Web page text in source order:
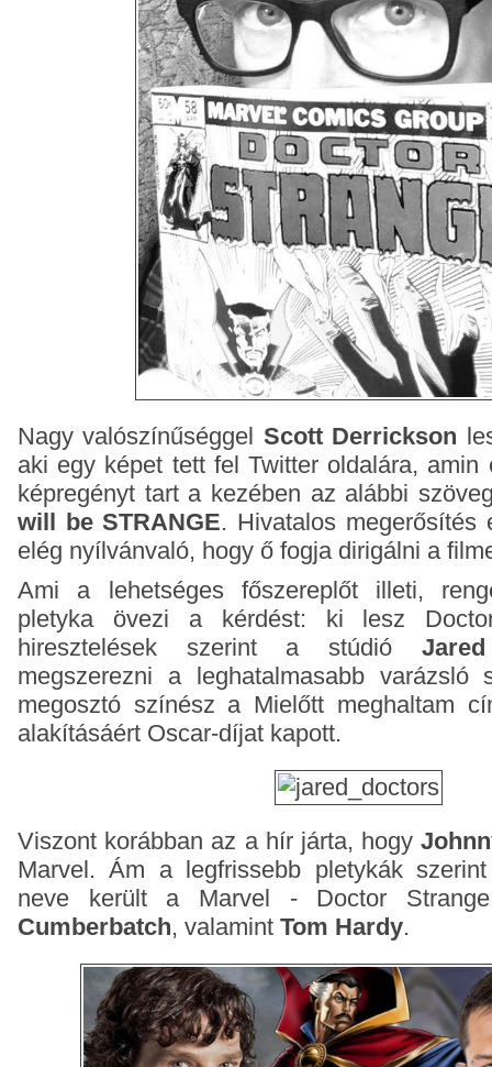
Nagy valószínűséggel Scott Derrickson
aki egy képet tett fel Twitter oldalára, amin
képregényt tart a kezében az alábbi
will be STRANGE. Hivatalos megerősítés
elég nyílvánvaló, hogy ő fogja dirigálni a
Ami a lehetséges főszereplőt illeti,
pletyka övezi a kérdést: ki lesz
hiresztelések szerint a stúdió
megszerezni a leghatalmasabb varázsló
megosztó színész a Mielőtt meghaltam
alakításáért Oscar-díjat kapott.
Viszont korábban az a hír járta, hogy
Marvel.Ám a legfrissebb pletykák
neve került a Marvel - Doctor
Cumberbatch, valamint Tom Hardy.